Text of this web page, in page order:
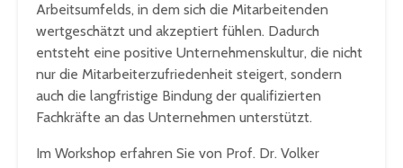
Arbeitsumfelds, in dem sich die Mitarbeitenden
wertgeschätzt und akzeptiert fühlen. Dadurch
entsteht eine positive Unternehmenskultur, die nicht
nur die Mitarbeiterzufriedenheit steigert, sondern
auch die langfristige Bindung der qualifizierten
Fachkräfte an das Unternehmen unterstützt.
Im Workshop erfahren Sie von Prof. Dr. Volker